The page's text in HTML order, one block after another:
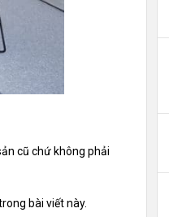
cũ chứ không phải
bài viết này.